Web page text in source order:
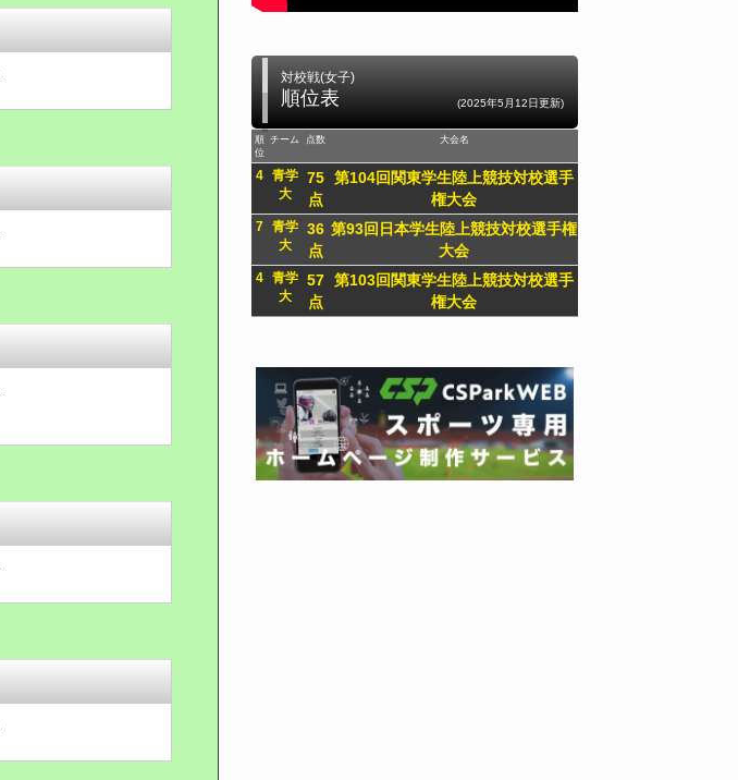
対校戦(女子)
順位表 (2025年5月12日更新)
順
位
チーム 点数 大会名
4 青学
大
75
点
第104回関東学生陸上競技対校選手
権大会
7 青学
大
36
点
第93回日本学生陸上競技対校選手権
大会
4 青学
大
57
点
第103回関東学生陸上競技対校選手
権大会